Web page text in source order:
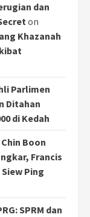
dan
on
Khazanah
Parlimen
Ditahan
di Kedah
Boon
Francis
Ping
SPRM dan